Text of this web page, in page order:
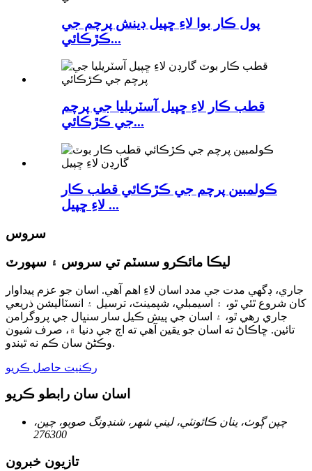
پول ڪار بوا لاءِ ڇپيل ڊينش پرچم جي
ڪڙڪائي...
قطب ڪار لاءِ ڇپيل آسٽريليا جي پرچم
جي ڪڙڪائي...
ڪولمبين پرچم جي ڪڙڪائي قطب ڪار
لاءِ ڇپيل ...
سروس
ليڪا مائڪرو سسٽم تي سروس ۽ سپورٽ
جاري، ڊگهي مدت جي مدد اسان لاءِ اهم آهي. اسان جو عزم پيداوار
کان شروع ٿئي ٿو، ۽ اسيمبلي، شپمينٽ، ترسيل ۽ انسٽاليشن ذريعي
جاري رهي ٿو، ۽ اسان جي پيش ڪيل سار سنڀال جي پروگرامن
تائين. ڇاڪاڻ ته اسان جو يقين آهي ته اڄ جي دنيا ۾، صرف شيون
وڪڻڻ سان ڪم نه ٿيندو.
رڪنيت حاصل ڪريو
اسان سان رابطو ڪريو
چپن ڳوٺ، ينان ڪائونٽي، ليني شهر، شنڊونگ صوبو، چين،
276300
تازيون خبرون